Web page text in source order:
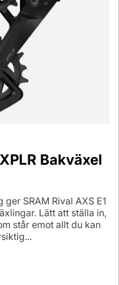
Bakväxel
SRAM Rival AXS E1
Lätt att ställa in,
står emot allt du kan